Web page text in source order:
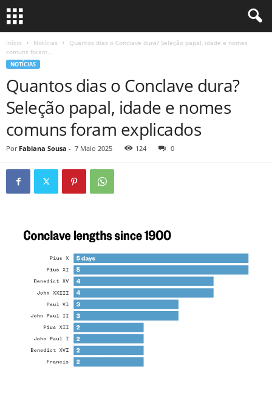
Início Notícias
Quantos dias o Conclave dura? Seleção papal, idade e nomes
comuns foram...
NOTÍCIAS
Quantos dias o Conclave dura?
Seleção papal, idade e nomes
comuns foram explicados
Por Fabiana Sousa - 7 Maio 2025 124 0